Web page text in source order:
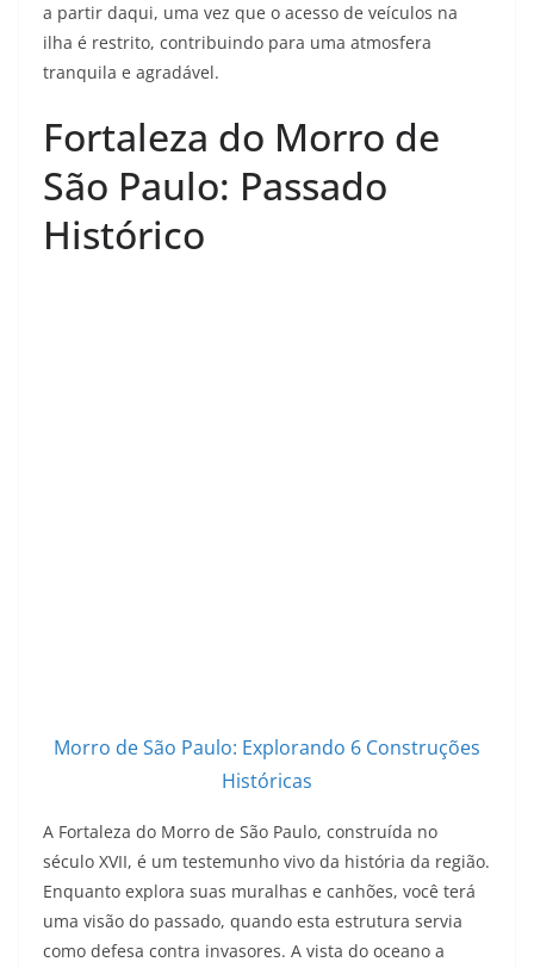
a partir daqui, uma vez que o acesso de veículos na
ilha é restrito, contribuindo para uma atmosfera
tranquila e agradável.
Fortaleza do Morro de
São Paulo: Passado
Histórico
Morro de São Paulo: Explorando 6 Construções
Históricas
A Fortaleza do Morro de São Paulo, construída no
século XVII, é um testemunho vivo da história da região.
Enquanto explora suas muralhas e canhões, você terá
uma visão do passado, quando esta estrutura servia
como defesa contra invasores. A vista do oceano a